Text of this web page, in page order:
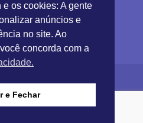
os cookies: A gente
anúncios e
no site. Ao
concorda com a
e Fechar